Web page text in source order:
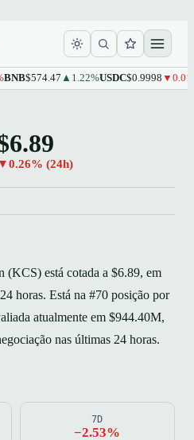
$574.47▲1.22%USDC$0.9998▼0.01%
▼0.26% (24h)
está cotada a $6.89, em
horas. Está na #70 posição por
atualmente em $944.40M,
nas últimas 24 horas.
7D
−2.53%